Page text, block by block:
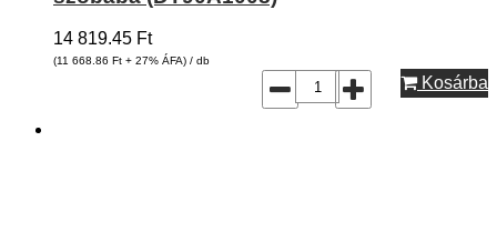
14 819.45 Ft
(11 668.86 Ft + 27% ÁFA) / db
Kosárba